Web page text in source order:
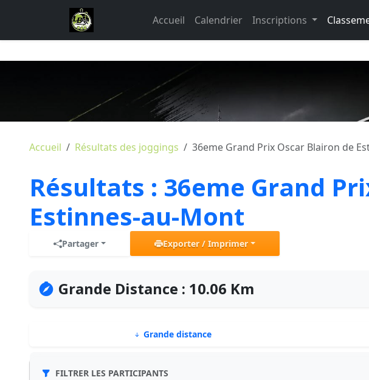
Accueil Calendrier Inscriptions
Accueil Résultats des joggings 36eme Grand Prix Oscar Blairon de
Résultats : 36eme Grand
Estinnes-au-Mont
Partager Exporter / Imprimer
Grande Distance : 10.06 Km
Grande distance
FILTRER LES PARTICIPANTS